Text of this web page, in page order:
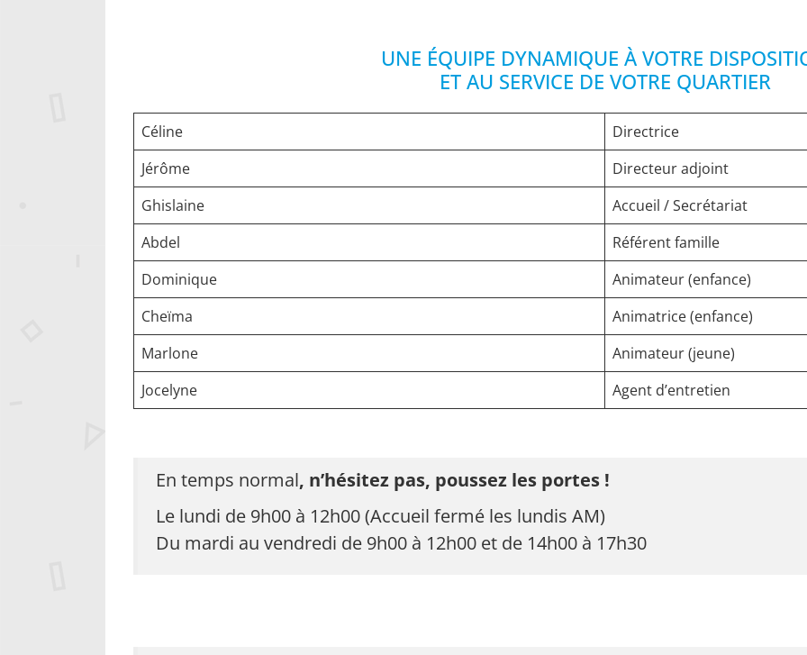
UNE ÉQUIPE DYNAMIQUE À VOTRE
ET AU SERVICE DE VOTRE QUARTIER
Céline
Directrice
Jérôme
Directeur adjoint
Ghislaine
Accueil / Secrétariat
Abdel
Référent famille
Dominique
Animateur (enfance)
Cheïma
Animatrice (enfance)
Marlone
Animateur (jeune)
Jocelyne
Agent d’entretien
En temps normal, n’hésitez pas, poussez les portes !
Le lundi de 9h00 à 12h00 (Accueil fermé les lundis AM)
Du mardi au vendredi de 9h00 à 12h00 et de 14h00 à 17h30